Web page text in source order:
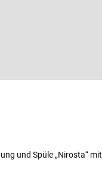
und Spüle „Nirosta“ mit